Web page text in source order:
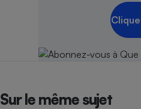
Sur le même sujet